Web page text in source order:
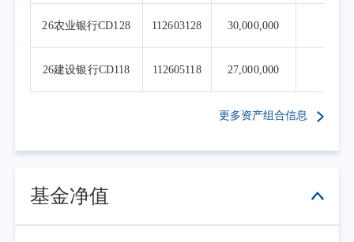
26农业银行CD128 112603128 30,000,000
26建设银行CD118 112605118 27,000,000
更多资产组合信息
基金净值